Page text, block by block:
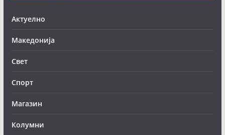
Актуелно
Македонија
Свет
Спорт
Магазин
Колумни